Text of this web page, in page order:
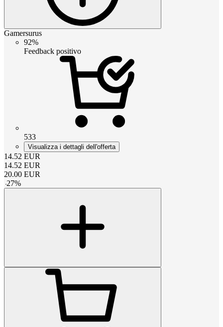
Gamersurus
92%
Feedback positivo
533
Visualizza i dettagli dell'offerta
14.52 EUR
14.52 EUR
20.00 EUR
-27%